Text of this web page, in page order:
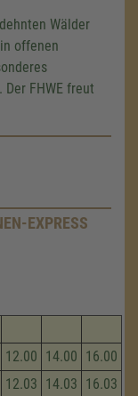
Wälder
offenen
FHWE freut
EXPRESS
12.00 14.00 16.00
12.03 14.03 16.03